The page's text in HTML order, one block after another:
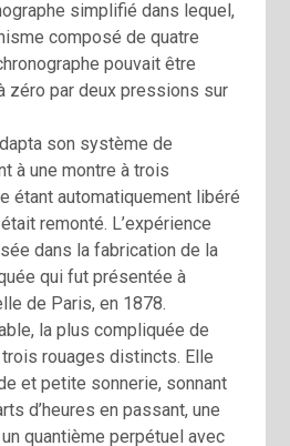
simplifié dans lequel,
composé de quatre
pouvait être
zéro par deux pressions sur
son système de
à une montre à trois
étant automatiquement libéré
remonté. L’expérience
dans la fabrication de la
qui fut présentée à
de Paris, en 1878.
la plus compliquée de
trois rouages distincts. Elle
et petite sonnerie, sonnant
d’heures en passant, une
quantième perpétuel avec